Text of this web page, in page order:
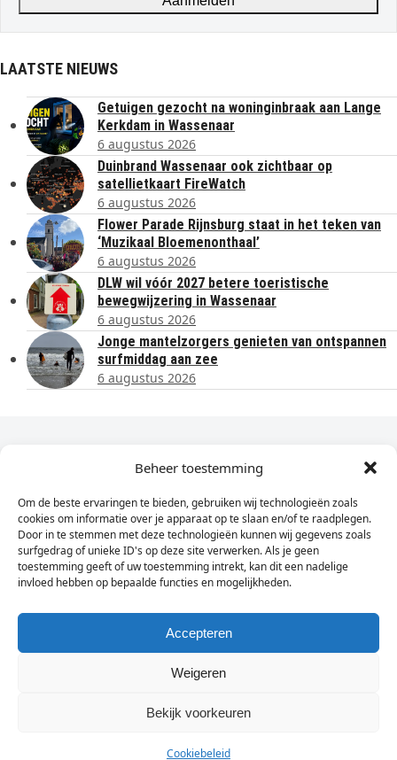
Beheer toestemming
Om de beste ervaringen te bieden, gebruiken wij technologieën zoals
cookies om informatie over je apparaat op te slaan en/of te raadplegen.
Door in te stemmen met deze technologieën kunnen wij gegevens zoals
surfgedrag of unieke ID's op deze site verwerken. Als je geen
toestemming geeft of uw toestemming intrekt, kan dit een nadelige
invloed hebben op bepaalde functies en mogelijkheden.
Accepteren
Weigeren
Bekijk voorkeuren
Cookiebeleid
LAATSTE NIEUWS
Getuigen gezocht na woninginbraak aan Lange
Kerkdam in Wassenaar
6 augustus 2026
Duinbrand Wassenaar ook zichtbaar op
satellietkaart FireWatch
6 augustus 2026
Flower Parade Rijnsburg staat in het teken van
‘Muzikaal Bloemenonthaal’
6 augustus 2026
DLW wil vóór 2027 betere toeristische
bewegwijzering in Wassenaar
6 augustus 2026
Jonge mantelzorgers genieten van ontspannen
surfmiddag aan zee
6 augustus 2026
Dagelijks het laatste nieuws in je e-mail?
Vul
hier
je
e-
mailadres
in
Sign Up